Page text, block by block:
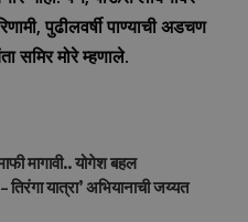
पुढीलवर्षी पाण्याची अडचण
समिर मोरे म्हणाले.
मागावी.. योगेश बहल
तिरंगा यात्रा’ अभियानाची जय्यत